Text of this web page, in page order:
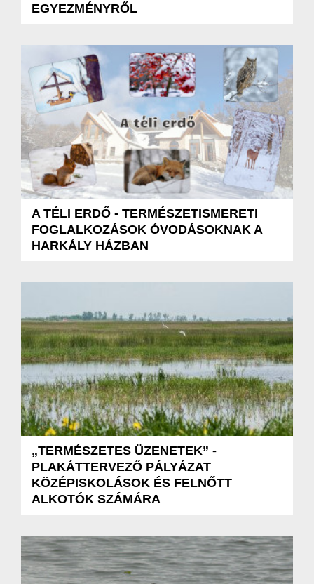
EGYEZMÉNYRŐL
A TÉLI ERDŐ - TERMÉSZETISMERETI
FOGLALKOZÁSOK ÓVODÁSOKNAK A
HARKÁLY HÁZBAN
„TERMÉSZETES ÜZENETEK” -
PLAKÁTTERVEZŐ PÁLYÁZAT
KÖZÉPISKOLÁSOK ÉS FELNŐTT
ALKOTÓK SZÁMÁRA